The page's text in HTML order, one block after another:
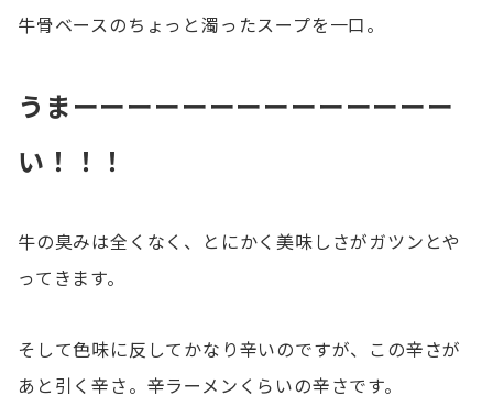
牛骨ベースのちょっと濁ったスープを一口。
うまーーーーーーーーーーーーーー
い！！！
牛の臭みは全くなく、とにかく美味しさがガツンとや
ってきます。
そして色味に反してかなり辛いのですが、この辛さが
あと引く辛さ。辛ラーメンくらいの辛さです。